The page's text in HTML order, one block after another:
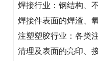
焊接行业：钢结构、
焊接件表面的焊渣、
注塑塑胶行业：各类
清理及表面的亮印、